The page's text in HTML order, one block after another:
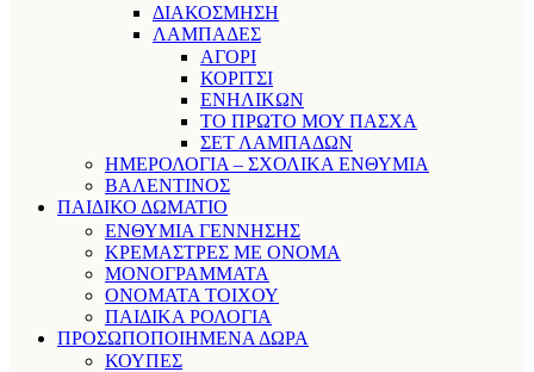
ΔΙΑΚΟΣΜΗΣΗ
ΛΑΜΠΑΔΕΣ
ΑΓΟΡΙ
ΚΟΡΙΤΣΙ
ΕΝΗΛΙΚΩΝ
ΤΟ ΠΡΩΤΟ ΜΟΥ ΠΑΣΧΑ
ΣΕΤ ΛΑΜΠΑΔΩΝ
ΗΜΕΡΟΛΟΓΙΑ – ΣΧΟΛΙΚΑ ΕΝΘΥΜΙΑ
ΒΑΛΕΝΤΙΝΟΣ
ΠΑΙΔΙΚΟ ΔΩΜΑΤΙΟ
ΕΝΘΥΜΙΑ ΓΕΝΝΗΣΗΣ
ΚΡΕΜΑΣΤΡΕΣ ΜΕ ΟΝΟΜΑ
ΜΟΝΟΓΡΑΜΜΑΤΑ
ΟΝΟΜΑΤΑ ΤΟΙΧΟΥ
ΠΑΙΔΙΚΑ ΡΟΛΟΓΙΑ
ΠΡΟΣΩΠΟΠΟΙΗΜΕΝΑ ΔΩΡΑ
ΚΟΥΠΕΣ